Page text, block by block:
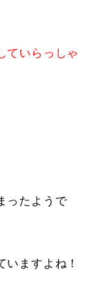
ていらっしゃ
ったようで
ますよね！